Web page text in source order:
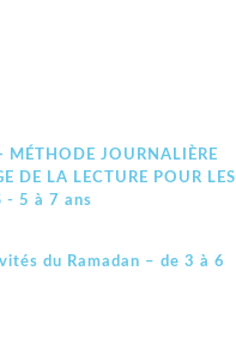
MÉTHODE JOURNALIÈRE
DE LA LECTURE POUR LES
- 5 à 7 ans
du Ramadan – de 3 à 6